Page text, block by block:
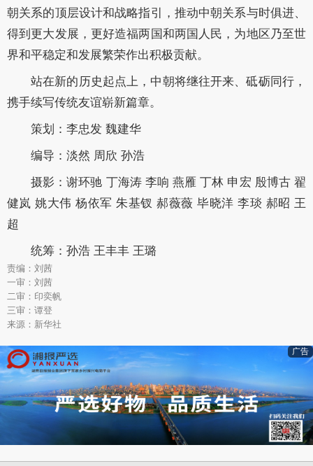
朝关系的顶层设计和战略指引，推动中朝关系与时俱进、
得到更大发展，更好造福两国和两国人民，为地区乃至世
界和平稳定和发展繁荣作出积极贡献。
站在新的历史起点上，中朝将继往开来、砥砺同行，
携手续写传统友谊崭新篇章。
策划：李忠发 魏建华
编导：淡然 周欣 孙浩
摄影：谢环驰 丁海涛 李响 燕雁 丁林 申宏 殷博古 翟
健岚 姚大伟 杨依军 朱基钗 郝薇薇 毕晓洋 李琰 郝昭 王
超
统筹：孙浩 王丰丰 王璐
责编：刘茜
一审：刘茜
二审：印奕帆
三审：谭登
来源：新华社
广告